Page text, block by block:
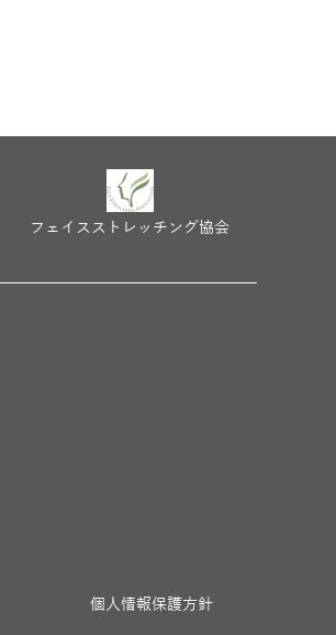
フェイスストレッチング協会
個人情報保護方針